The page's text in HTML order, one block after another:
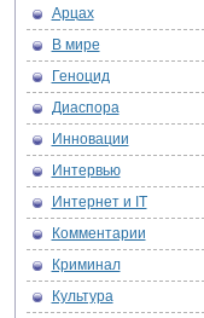
Арцах
В мире
Геноцид
Диаспора
Инновации
Интервью
Интернет и IT
Комментарии
Криминал
Культура